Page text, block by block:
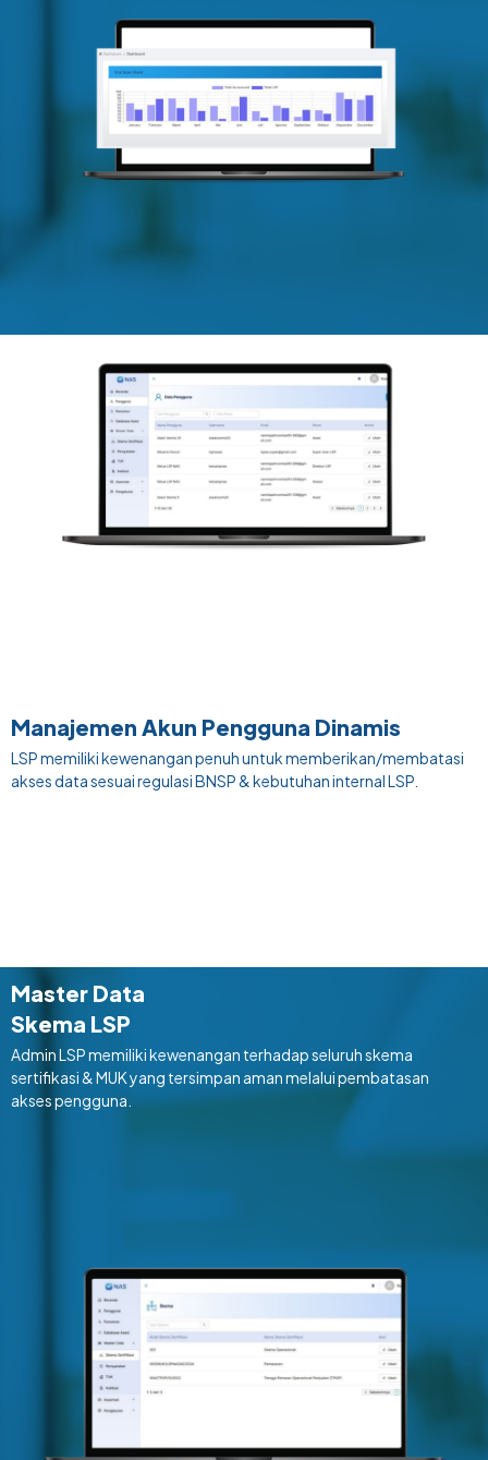
Manajemen Akun Pengguna Dinamis
LSP memiliki kewenangan penuh untuk memberikan/membatasi
akses data sesuai regulasi BNSP & kebutuhan internal LSP.
Master Data
Skema LSP
Admin LSP memiliki kewenangan terhadap seluruh skema
sertifikasi & MUK yang tersimpan aman melalui pembatasan
akses pengguna.